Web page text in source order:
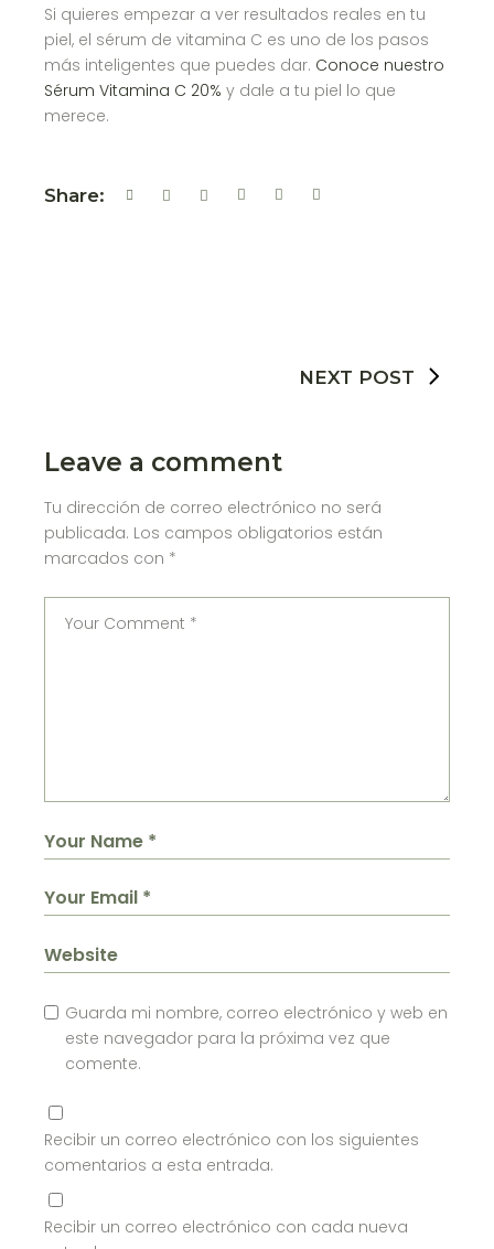
Si quieres empezar a ver resultados reales en tu
piel, el sérum de vitamina C es uno de los pasos
más inteligentes que puedes dar. Conoce nuestro
Sérum Vitamina C 20% y dale a tu piel lo que
merece.
Share:
NEXT POST
Leave a comment
Tu dirección de correo electrónico no será
publicada. Los campos obligatorios están
marcados con *
Guarda mi nombre, correo electrónico y web en
este navegador para la próxima vez que
comente.
Recibir un correo electrónico con los siguientes
comentarios a esta entrada.
Recibir un correo electrónico con cada nueva